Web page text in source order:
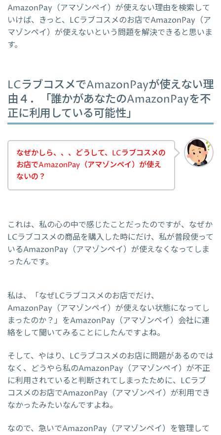
AmazonPay（アマゾンペイ）が使えない理由を検索して
いけば、きっと、LCラブコスメのお店でAmazonPay（ア
マゾンペイ）が使えないという問題を解決できると思いま
す。
LCラブコスメでAmazonPayが使えない理
由４．「誰かがあなたのAmazonPayを不
正に利用している可能性」
なぜかしら、、、どうして、LCラブコスメの
お店でAmazonPay（アマゾンペイ）が使え
ないの？
これは、私の心の中で感じたことだったのですが、なぜか
LCラブコスメの商品を購入した時にだけ、私が普段使って
いるAmazonPay（アマゾンペイ）が使えなくなってしま
ったんです。
私は、「なぜLCラブコスメのお店でだけ、
AmazonPay（アマゾンペイ）が使えない状態になってし
まったのか？」をAmazonPay（アマゾンペイ）会社に連
絡をして聞いてみることにしたんですよね。
そして、やはり、LCラブコスメのお店に問題があるのでは
なく、どうやら私のAmazonPay（アマゾンペイ）が不正
に利用されていると判断されてしまったために、LCラブ
コスメのお店でAmazonPay（アマゾンペイ）が利用でき
なかったみたいなんですよね。
なので、急いでAmazonPay（アマゾンペイ）を管理して